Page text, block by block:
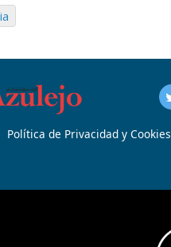
Política de Privacidad y Cookies